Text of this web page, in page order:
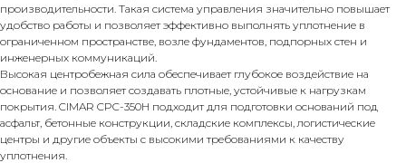
производительности. Такая система управления значительно повышает
удобство работы и позволяет эффективно выполнять уплотнение в
ограниченном пространстве, возле фундаментов, подпорных стен и
инженерных коммуникаций.
Высокая центробежная сила обеспечивает глубокое воздействие на
основание и позволяет создавать плотные, устойчивые к нагрузкам
покрытия. CIMAR CPC-350H подходит для подготовки оснований под
асфальт, бетонные конструкции, складские комплексы, логистические
центры и другие объекты с высокими требованиями к качеству
уплотнения.